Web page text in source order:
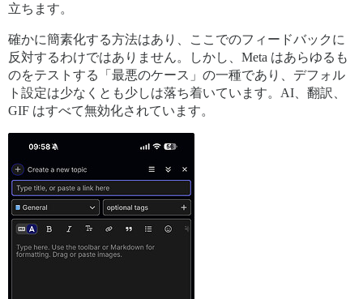
立ちます。
確かに簡素化する方法はあり、ここでのフィードバックに
反対するわけではありません。しかし、Meta はあらゆるも
のをテストする「最悪のケース」の一種であり、デフォル
ト設定は少なくとも少しは落ち着いています。AI、翻訳、
GIF はすべて無効化されています。